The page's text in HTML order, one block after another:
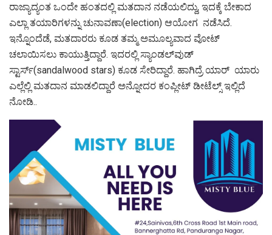
ರಾಜ್ಯಾದ್ಯಂತ ಒಂದೇ ಹಂತದಲ್ಲಿ ಮತದಾನ ನಡೆಯಲಿದ್ದು, ಇದಕ್ಕೆ ಬೇಕಾದ
ಎಲ್ಲಾ ತಯಾರಿಗಳನ್ನು ಚುನಾವಣಾ(election) ಆಯೋಗ ನಡೆಸಿದೆ.
ಇನ್ನೊಂದೆಡೆ, ಮತದಾರರು ಕೂಡ ತಮ್ಮ ಅಮೂಲ್ಯವಾದ ವೋಟ್
ಚಲಾಯಿಸಲು ಕಾಯುತ್ತಿದ್ದಾರೆ. ಇದರಲ್ಲಿ ಸ್ಯಾಂಡಲ್‌ವುಡ್‌
ಸ್ಟಾರ್ಸ್‌(sandalwood stars) ಕೂಡ ಸೇರಿದ್ದಾರೆ. ಹಾಗಿದ್ರೆ ಯಾರ್‌ ಯಾರು
ಎಲ್ಲೆಲ್ಲಿ ಮತದಾನ ಮಾಡಲಿದ್ದಾರೆ ಅನ್ನೋದರ ಕಂಪ್ಲೀಟ್‌ ಡೀಟೆಲ್ಸ್‌ ಇಲ್ಲಿದೆ
ನೋಡಿ..